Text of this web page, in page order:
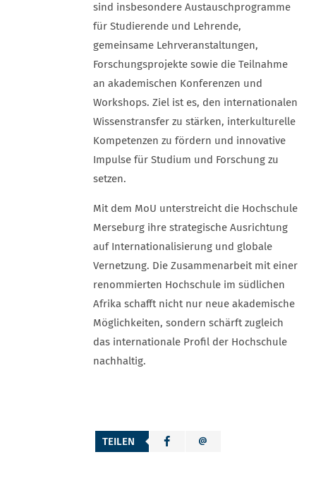
sind insbesondere Austauschprogramme
für Studierende und Lehrende,
gemeinsame Lehrveranstaltungen,
Forschungsprojekte sowie die Teilnahme
an akademischen Konferenzen und
Workshops. Ziel ist es, den internationalen
Wissenstransfer zu stärken, interkulturelle
Kompetenzen zu fördern und innovative
Impulse für Studium und Forschung zu
setzen.
Mit dem MoU unterstreicht die Hochschule
Merseburg ihre strategische Ausrichtung
auf Internationalisierung und globale
Vernetzung. Die Zusammenarbeit mit einer
renommierten Hochschule im südlichen
Afrika schafft nicht nur neue akademische
Möglichkeiten, sondern schärft zugleich
das internationale Profil der Hochschule
nachhaltig.
TEILEN